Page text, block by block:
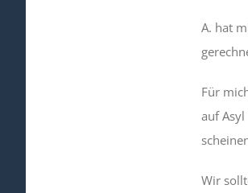
A. hat
Für
auf
Wir